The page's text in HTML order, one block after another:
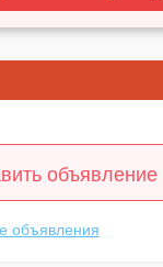
объявление
объявления